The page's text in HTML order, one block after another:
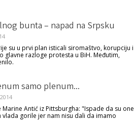
bunta – napad na Srpsku
su u prvi plan isticali siromaštvo, korupciju i
glavne razloge protesta u BiH. Međutim,
samo plenum...
Antić iz Pittsburgha: "Ispade da su one
vlada gorile jer nam nisu dali da imamo